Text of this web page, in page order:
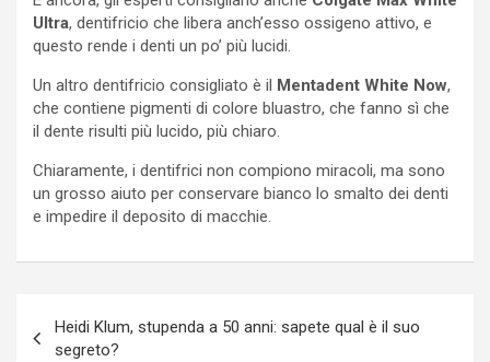
Ultra, dentifricio che libera anch’esso ossigeno attivo, e
questo rende i denti un po’ più lucidi.
Un altro dentifricio consigliato è il Mentadent White Now,
che contiene pigmenti di colore bluastro, che fanno sì che
il dente risulti più lucido, più chiaro.
Chiaramente, i dentifrici non compiono miracoli, ma sono
un grosso aiuto per conservare bianco lo smalto dei denti
e impedire il deposito di macchie.
articoli
Heidi Klum, stupenda a 50 anni: sapete qual è il suo
segreto?